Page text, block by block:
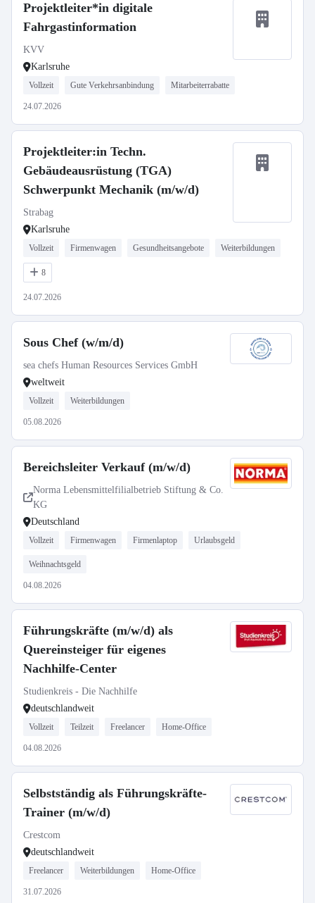
Projektleiter*in digitale
Fahrgastinformation
KVV
Karlsruhe
Vollzeit Gute Verkehrsanbindung Mitarbeiterrabatte
24.07.2026
Projektleiter:in Techn.
Gebäudeausrüstung (TGA)
Schwerpunkt Mechanik (m/w/d)
Strabag
Karlsruhe
Vollzeit Firmenwagen Gesundheitsangebote Weiterbildungen
8
24.07.2026
Sous Chef (w/m/d)
sea chefs Human Resources Services GmbH
weltweit
Vollzeit Weiterbildungen
05.08.2026
Bereichsleiter Verkauf (m/w/d)
Norma Lebensmittelfilialbetrieb Stiftung & Co.
KG
Deutschland
Vollzeit Firmenwagen Firmenlaptop Urlaubsgeld
Weihnachtsgeld
04.08.2026
Führungskräfte (m/w/d) als
Quereinsteiger für eigenes
Nachhilfe-Center
Studienkreis - Die Nachhilfe
deutschlandweit
Vollzeit Teilzeit Freelancer Home-Office
04.08.2026
Selbstständig als Führungskräfte-
Trainer (m/w/d)
Crestcom
deutschlandweit
Freelancer Weiterbildungen Home-Office
31.07.2026